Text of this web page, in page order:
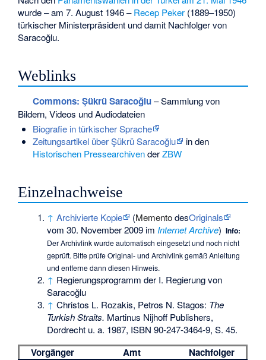
wurde – am 7. August 1946 –Recep Peker (1889–1950)
türkischer Ministerpräsident und damit Nachfolger von
Saracoğlu.
Weblinks
Commons: Şükrü Saracoğlu– Sammlung von
Bildern, Videos und Audiodateien
Biografie in türkischer Sprache
Zeitungsartikel über Şükrü Saracoğlu
in den
Historischen PressearchivenderZBW
Einzelnachweise
↑ Archivierte Kopie (MementodesOriginals
vom 30. November 2009 im Internet Archive) Info:
Der Archivlink wurde automatisch eingesetzt und noch nicht
geprüft. Bitte prüfe Original- und Archivlink gemäßAnleitung
und entferne dann diesen Hinweis.
↑ Regierungsprogramm der I. Regierung von
Saracoğlu
↑ Christos L. Rozakis, Petros N. Stagos: The
Turkish Straits. Martinus Nijhoff Publishers,
Dordrecht u. a. 1987, ISBN 90-247-3464-9, S. 45.
Vorgänger Amt Nachfolger